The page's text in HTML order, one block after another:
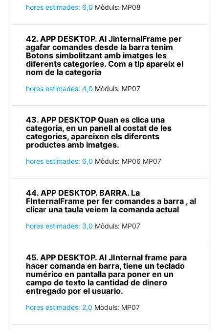
hores estimades: 6,0 Mòduls: MP08
42. APP DESKTOP. Al JinternalFrame per
agafar comandes desde la barra tenim
Botons simbolitzant amb imatges les
diferents categories. Com a tip apareix el
nom de la categoria
hores estimades: 4,0 Mòduls: MP07
43. APP DESKTOP Quan es clica una
categoria, en un panell al costat de les
categories, apareixen els diferents
productes amb imatges.
hores estimades: 6,0 Mòduls: MP06 MP07
44. APP DESKTOP. BARRA. La
FInternalFrame per fer comandes a barra , al
clicar una taula veiem la comanda actual
hores estimades: 3,0 Mòduls: MP07
45. APP DESKTOP. Al JInternal frame para
hacer comanda en barra, tiene un teclado
numérico en pantalla para poner en un
campo de texto la cantidad de dinero
entregado por el usuario.
hores estimades: 2,0 Mòduls: MP07